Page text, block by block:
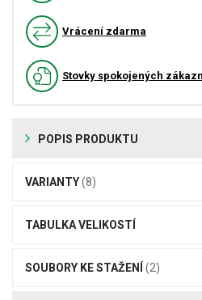
Vrácení zdarma
Stovky spokojených
POPIS PRODUKTU
VARIANTY(8)
TABULKA VELIKOSTÍ
SOUBORY KE STAŽENÍ (2)